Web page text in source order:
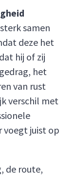
samen
deze het
hij of zij
het
van rust
verschil met
voegt juist op
de route,